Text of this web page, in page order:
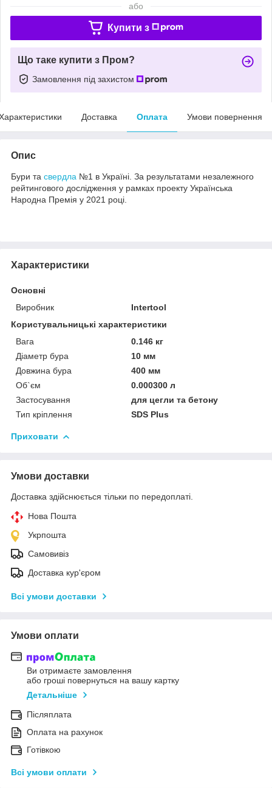
або
Купити з
Що таке купити з Пром?
Замовлення під захистом
Доставка Оплата Умови повернення
Опис
Бури та свердла №1 в Україні. За результатами незалежного
рейтингового дослідження у рамках проекту Українська
Народна Премія у 2021 році.
Характеристики
Основні
Виробник
Intertool
Користувальницькі характеристики
Вага
0.146 кг
Діаметр бура
10 мм
Довжина бура
400 мм
Об`єм
0.000300 л
Застосування
для цегли та бетону
Тип кріплення
SDS Plus
Приховати
Умови доставки
Доставка здійснюється тільки по передоплаті.
Нова Пошта
Укрпошта
Самовивіз
Доставка кур'єром
Всі умови доставки
Умови оплати
Ви отримаєте замовлення
або гроші повернуться на вашу картку
Детальніше
Післяплата
Оплата на рахунок
Готівкою
Всі умови оплати